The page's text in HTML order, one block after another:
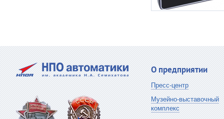
О предприятии
Пресс-центр
Музейно-выставочный
комплекс